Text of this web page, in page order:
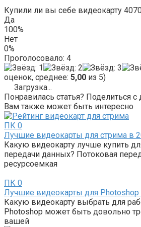
Купили ли вы себе видеокарту
Да
100%
Нет
0%
Проголосовало: 4
оценок, среднее: 5,00 из 5)
Загрузка...
Понравилась статья? Поделиться с
Вам также может быть интересно
ПК 0
Лучшие видеокарты для стрима в
Какую видеокарту лучше купить
передачи данных? Потоковая
ресурсоемкая
ПК 0
Лучшие видеокарты для Photoshop
Какую видеокарту выбрать для
Photoshop может быть довольно
вашей